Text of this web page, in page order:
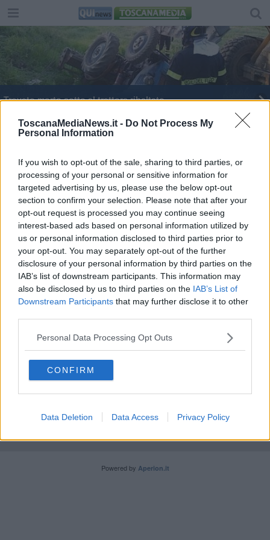
ToscanaMediaNews.it - Do Not Process My
Personal Information
If you wish to opt-out of the sale, sharing to third parties, or
processing of your personal or sensitive information for
targeted advertising by us, please use the below opt-out
section to confirm your selection. Please note that after your
opt-out request is processed you may continue seeing
interest-based ads based on personal information utilized by
us or personal information disclosed to third parties prior to
your opt-out. You may separately opt-out of the further
disclosure of your personal information by third parties on the
IAB’s list of downstream participants. This information may
also be disclosed by us to third parties on the IAB’s List of
Downstream Participants that may further disclose it to other
Personal Data Processing Opt Outs
CONFIRM
Data Deletion Data Access Privacy Policy
Trovato morto sotto al trattore ribaltato
Trovato senza vita l'uomo scomparso nel Pratese
Cade nel bosco, recuperato con il verricello
Uomo scomparso in Valbisenzio, ore di ricerche
Uomo disperso, notte di ricerche a Cavarzano
Rimane intrappolato con l'auto nella neve alta
Sbaglia manovra e si ribalta col muletto
Editore Toscana Media Channel srl - Via Dei Martelli, 8 -
50129 FIRENZE - info@toscanamediachannel.it. TOSCANA
Tribunale di Firenze al n. 5935 del 27.09.2013. Iscrizione
Fatturazione Elettronica M5UXCR1 |Privacy Nielsen
Powered by Aperion.it